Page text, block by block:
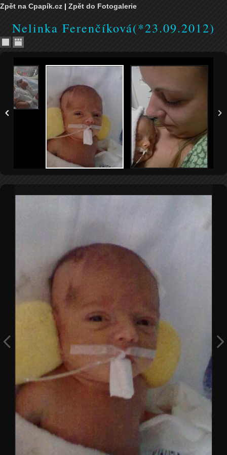
Zpět na Cpapík.cz | Zpět do Fotogalerie
Nelinka Ferenčíková(*23.09.2012)